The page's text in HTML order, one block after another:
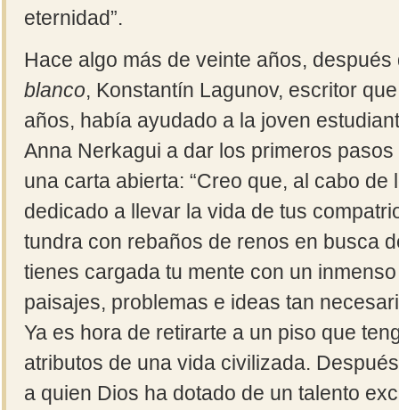
eternidad”.
Hace algo más de veinte años,
blanco, Konstantín Lagunov, escritor
años, había ayudado a la joven
Anna Nerkagui a dar los primeros
una carta abierta: “Creo que, al cabo de
dedicado a llevar la vida de tus
tundra con rebaños de renos en busca
tienes cargada tu mente con un
paisajes, problemas e ideas tan
Ya es hora de retirarte a un piso que
atributos de una vida civilizada.
a quien Dios ha dotado de un talento